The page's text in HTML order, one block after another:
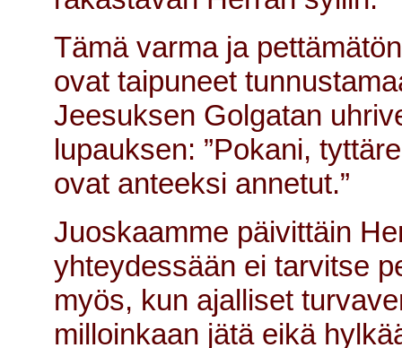
Tämä varma ja
ovat taipuneet
Jeesuksen Golgatan
lupauksen: ”Pokani,
ovat anteeksi annetut.”
Juoskaamme päivittäin
yhteydessään ei tarvitse
myös, kun ajalliset
milloinkaan jätä eikä